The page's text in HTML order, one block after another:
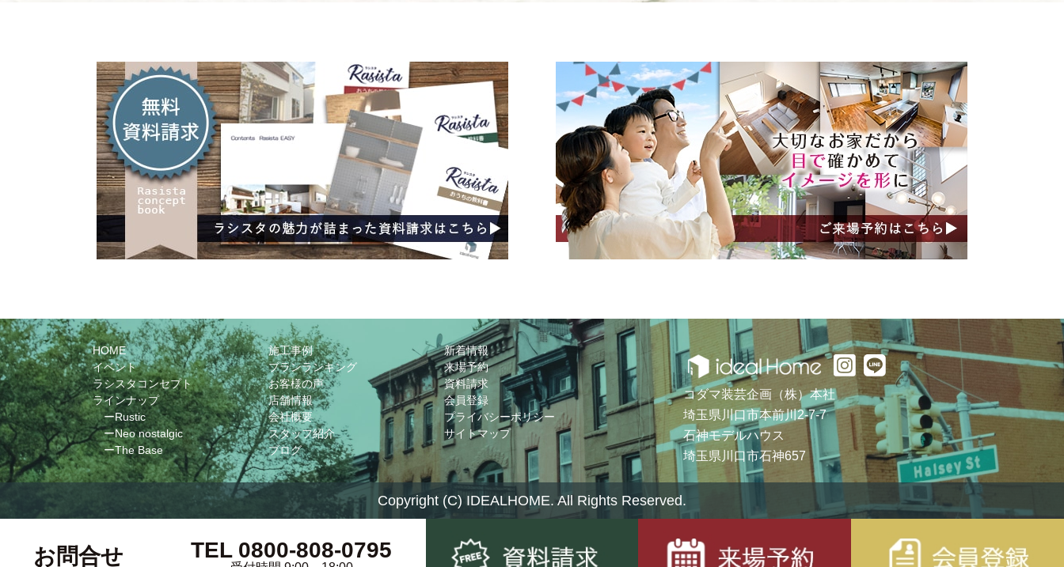
HOME
イベント
ラシスタコンセプト
ラインナップ
ーRustic
ーNeo nostalgic
ーThe Base
施工事例
プランランキング
お客様の声
店舗情報
会社概要
スタッフ紹介
ブログ
新着情報
来場予約
資料請求
会員登録
プライバシーポリシー
サイトマップ
コダマ装芸企画（株）本社
埼玉県川口市本前川2-7-7
石神モデルハウス
埼玉県川口市石神657
Copyright (C) IDEALHOME. All Rights Reserved.
お問合せ TEL 0800-808-0795